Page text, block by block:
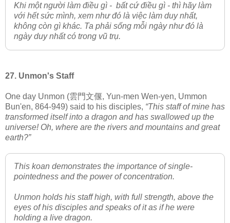
Khi một người làm điều gì - bất cứ điều gì - thì hãy làm
với hết sức mình, xem như đó là việc làm duy nhất,
không còn gì khác. Ta phải sống mỗi ngày như đó là
ngày duy nhất có trong vũ trụ.
27. Unmon's Staff
One day Unmon (雲門文偃, Yun-men Wen-yen, Ummon
Bun'en, 864-949) said to his disciples, “This staff of mine has
transformed itself into a dragon and has swallowed up the
universe! Oh, where are the rivers and mountains and great
earth?”
This koan demonstrates the importance of single-
pointedness and the power of concentration.
Unmon holds his staff high, with full strength, above the
eyes of his disciples and speaks of it as if he were
holding a live dragon.